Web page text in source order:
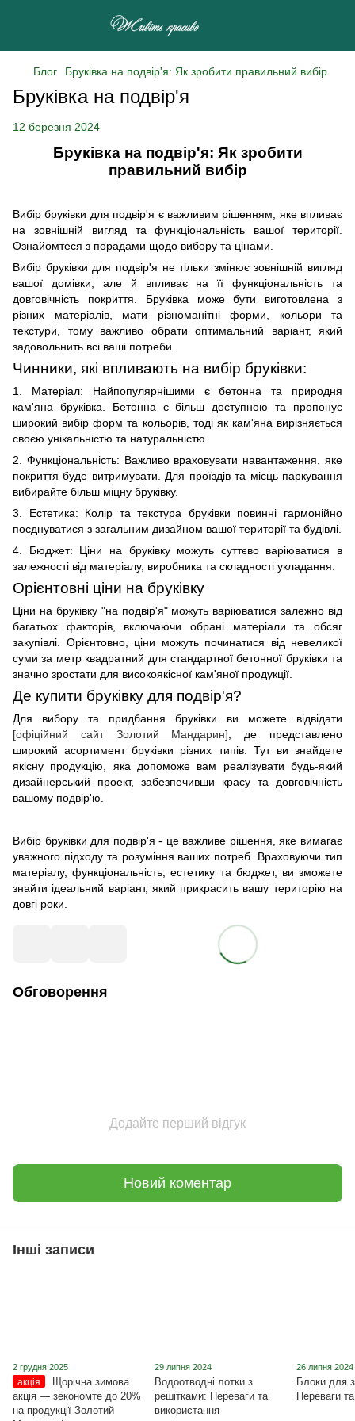
Блог Бруківка на подвір'я: Як зробити правильний вибір
Бруківка на подвір'я
12 березня 2024
Бруківка на подвір'я: Як зробити
правильний вибір
Вибір бруківки для подвір'я є важливим рішенням, яке впливає
на зовнішній вигляд та функціональність вашої території.
Ознайомтеся з порадами щодо вибору та цінами.
Вибір бруківки для подвір'я не тільки змінює зовнішній вигляд
вашої домівки, але й впливає на її функціональність та
довговічність покриття. Бруківка може бути виготовлена з
різних матеріалів, мати різноманітні форми, кольори та
текстури, тому важливо обрати оптимальний варіант, який
задовольнить всі ваші потреби.
Чинники, які впливають на вибір бруківки:
1. Матеріал: Найпопулярнішими є бетонна та природня
кам'яна бруківка. Бетонна є більш доступною та пропонує
широкий вибір форм та кольорів, тоді як кам'яна вирізняється
своєю унікальністю та натуральністю.
2. Функціональність: Важливо враховувати навантаження, яке
покриття буде витримувати. Для проїздів та місць паркування
вибирайте більш міцну бруківку.
3. Естетика: Колір та текстура бруківки повинні гармонійно
поєднуватися з загальним дизайном вашої території та будівлі.
4. Бюджет: Ціни на бруківку можуть суттєво варіюватися в
залежності від матеріалу, виробника та складності укладання.
Орієнтовні ціни на бруківку
Ціни на бруківку "на подвір'я" можуть варіюватися залежно від
багатьох факторів, включаючи обрані матеріали та обсяг
закупівлі. Орієнтовно, ціни можуть починатися від невеликої
суми за метр квадратний для стандартної бетонної бруківки та
значно зростати для високоякісної кам'яної продукції.
Де купити бруківку для подвір'я?
Для вибору та придбання бруківки ви можете відвідати
[офіційний сайт Золотий Мандарин] , де представлено
широкий асортимент бруківки різних типів. Тут ви знайдете
якісну продукцію, яка допоможе вам реалізувати будь-який
дизайнерський проект, забезпечивши красу та довговічність
вашому подвір'ю.
Вибір бруківки для подвір'я - це важливе рішення, яке вимагає
уважного підходу та розуміння ваших потреб. Враховуючи тип
матеріалу, функціональність, естетику та бюджет, ви зможете
знайти ідеальний варіант, який прикрасить вашу територію на
довгі роки.
Обговорення
Додайте перший відгук
Новий коментар
Інші записи
2 грудня 2025
акція
Щорічна зимова
акція ― зекономте до 20%
на продукції Золотий
29 липня 2024
Водоотводні лотки з
решітками: Переваги та
використання
26 липня 2024
Блоки для
Переваги